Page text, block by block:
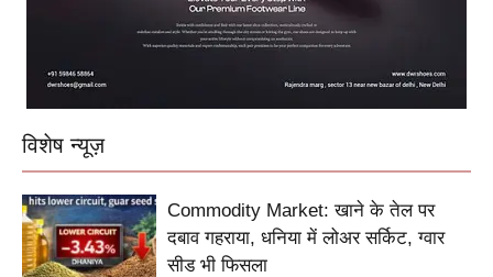
विशेष न्यूज़
Commodity Market: खाने के तेल पर
दबाव गहराया, धनिया में लोअर सर्किट, ग्वार
सीड भी फिसला